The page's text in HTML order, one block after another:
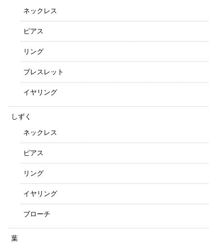
ネックレス
ピアス
リング
ブレスレット
イヤリング
しずく
ネックレス
ピアス
リング
イヤリング
ブローチ
葉